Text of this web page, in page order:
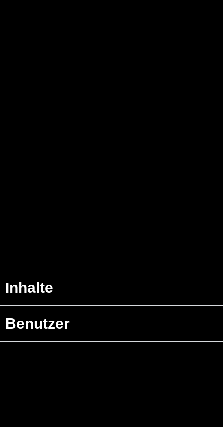
Inhalte
Benutzer